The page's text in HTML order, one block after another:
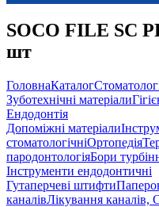
SOCO FILE SC
шт
ГоловнаКаталог
Зуботехнічні матеріали
Ендодонтія
Допоміжні матеріали
стоматологічніОртопедія
пародонтологіяБори
Інструменти ендодонтичні
Гутаперчеві штифти
каналівЛікування каналів,